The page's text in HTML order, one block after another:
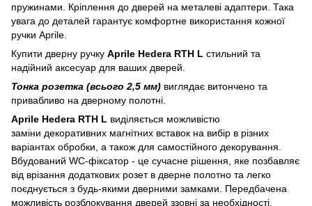
пружинами. Кріплення до дверей на металеві адаптери. Така
увага до деталей гарантує комфортне використання кожної
ручки Aprile.
Купити дверну ручку Aprile Hedera RTH L стильний та
надійний аксесуар для ваших дверей.
Тонка розетка (всього 2,5 мм) виглядає витончено та
привабливо на дверному полотні.
Aprile Hedera RTH L виділяється можливістю
заміни декоративних магнітних вставок на вибір в різних
варіантах обробки, а також для самостійного декорування.
Вбудований WC-фіксатор - це сучасне рішення, яке позбавляє
від врізання додаткових розет в дверне полотно та легко
поєднується з будь-якими дверними замками. Передбачена
можливість розблокування дверей ззовні за необхідності.